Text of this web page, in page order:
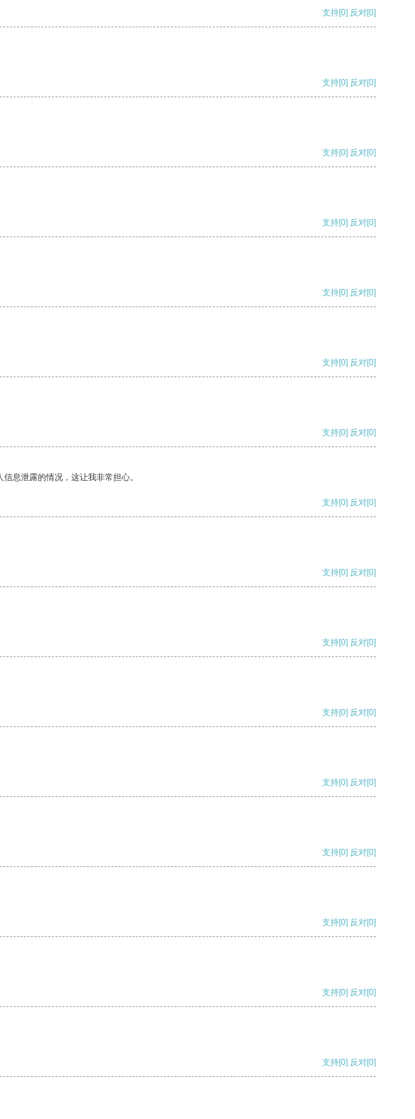
支持[0] 反对[0]
支持[0] 反对[0]
支持[0] 反对[0]
支持[0] 反对[0]
支持[0] 反对[0]
支持[0] 反对[0]
支持[0] 反对[0]
息泄露的情况，这让我非常担心。
支持[0] 反对[0]
支持[0] 反对[0]
支持[0] 反对[0]
支持[0] 反对[0]
支持[0] 反对[0]
支持[0] 反对[0]
支持[0] 反对[0]
支持[0] 反对[0]
支持[0] 反对[0]